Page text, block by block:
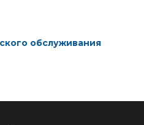
обслуживания